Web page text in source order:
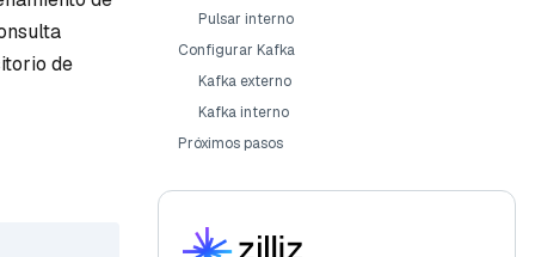
de
Pulsar interno
Configurar Kafka
Kafka externo
Kafka interno
Próximos pasos